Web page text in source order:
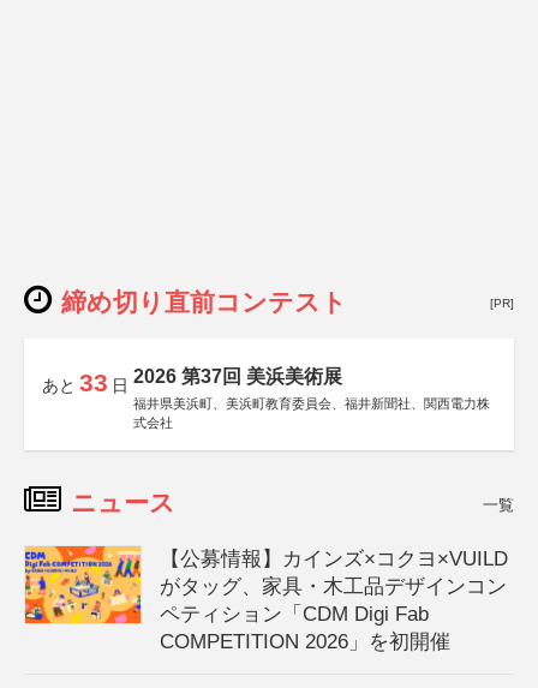
締め切り直前コンテスト [PR]
あと 33 日 2026 第37回 美浜美術展
福井県美浜町、美浜町教育委員会、福井新聞社、関西電力株
式会社
ニュース 一覧
【公募情報】カインズ×コクヨ×VUILD
がタッグ、家具・木工品デザインコン
ペティション「CDM Digi Fab
COMPETITION 2026」を初開催